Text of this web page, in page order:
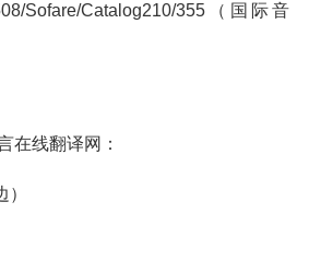
Sofare/Catalog210/355（国际音
在线翻译网：